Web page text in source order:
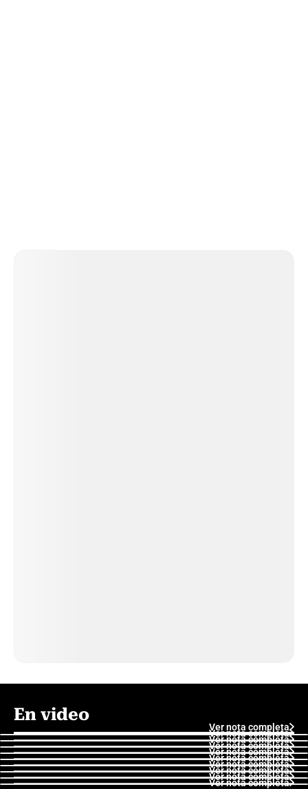
En video
Ver nota completa
Ver nota completa
Ver nota completa
Ver nota completa
Ver nota completa
Ver nota completa
Ver nota completa
Ver nota completa
Ver nota completa
Ver nota completa